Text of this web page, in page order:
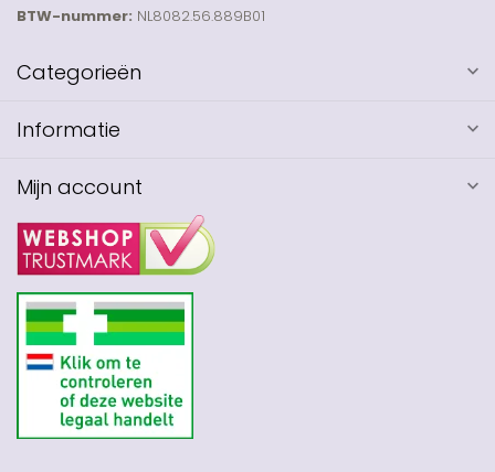
BTW-nummer: NL8082.56.889B01
Categorieën
Informatie
Mijn account